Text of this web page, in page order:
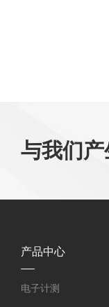
与我们
产品中心
电子计测